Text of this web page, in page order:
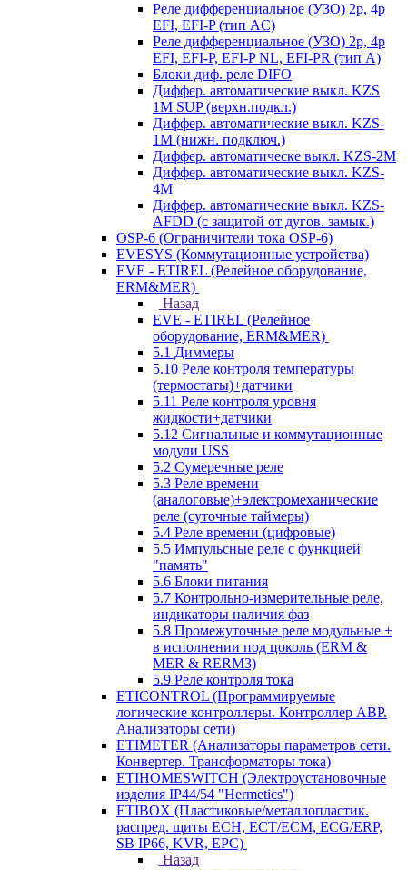
Реле дифференциальное (УЗО) 2р, 4р
EFI, EFI-P (тип AС)
Реле дифференциальное (УЗО) 2р, 4р
EFI, EFI-P, EFI-P NL, EFI-PR (тип A)
Блоки диф. реле DIFO
Диффер. автоматические выкл. KZS
1M SUP (верхн.подкл.)
Диффер. автоматические выкл. KZS-
1M (нижн. подключ.)
Диффер. автоматическе выкл. KZS-2M
Диффер. автоматические выкл. KZS-
4M
Диффер. автоматические выкл. KZS-
AFDD (с защитой от дугов. замык.)
OSP-6 (Ограничители тока OSP-6)
EVESYS (Коммутационные устройства)
EVE - ETIREL (Релейное оборудование,
ERM&MER)
Назад
EVE - ETIREL (Релейное
оборудование, ERM&MER)
5.1 Диммеры
5.10 Реле контроля температуры
(термостаты)+датчики
5.11 Реле контроля уровня
жидкости+датчики
5.12 Сигнальные и коммутационные
модули USS
5.2 Сумеречные реле
5.3 Реле времени
(аналоговые)+электромеханические
реле (суточные таймеры)
5.4 Реле времени (цифровые)
5.5 Импульсные реле с функцией
"память"
5.6 Блоки питания
5.7 Контрольно-измерительные реле,
индикаторы наличия фаз
5.8 Промежуточные реле модульные +
в исполнении под цоколь (ERM &
MER & RERM3)
5.9 Реле контроля тока
ETICONTROL (Программируемые
логические контроллеры. Контроллер АВР.
Анализаторы сети)
ETIMETER (Анализаторы параметров сети.
Конвертер. Трансформаторы тока)
ETIHOMESWITCH (Электроустановочные
изделия IP44/54 "Hermetics")
ETIBOX (Пластиковые/металлопластик.
распред. щиты ECH, ECT/ECM, ECG/ERP,
SB IP66, KVR, EPC)
Назад